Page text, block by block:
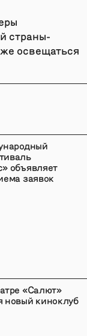
страны-
освещаться
объявляет
заявок
«Салют»
новый киноклуб